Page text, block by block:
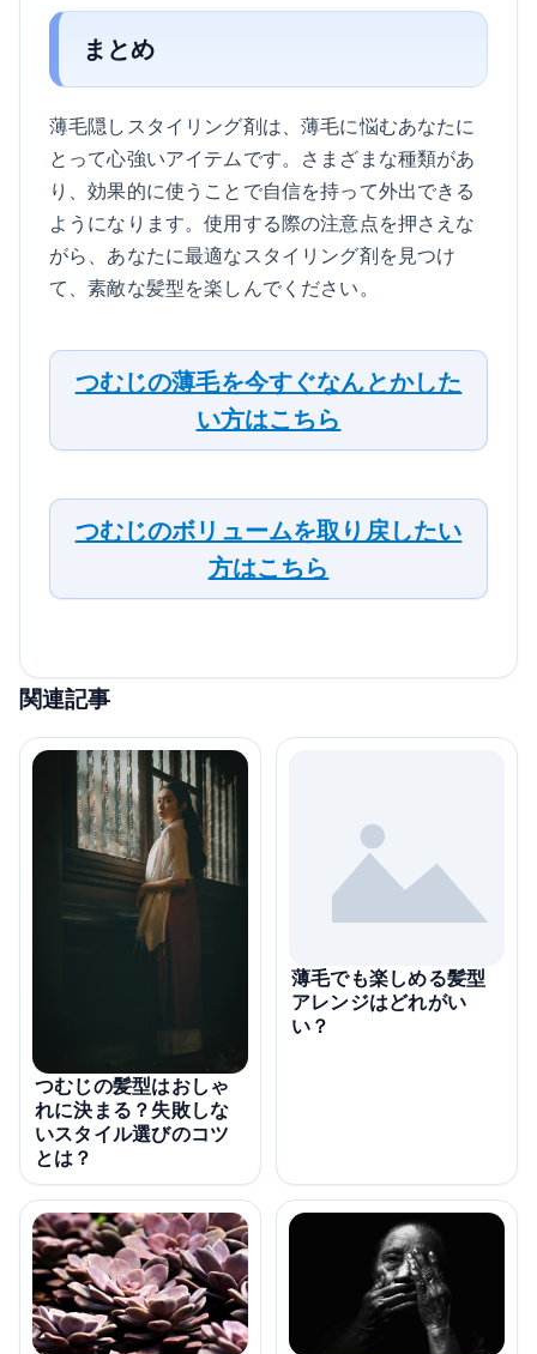
まとめ
薄毛隠しスタイリング剤は、薄毛に悩むあなたに
とって心強いアイテムです。さまざまな種類があ
り、効果的に使うことで自信を持って外出できる
ようになります。使用する際の注意点を押さえな
がら、あなたに最適なスタイリング剤を見つけ
て、素敵な髪型を楽しんでください。
つむじの薄毛を今すぐなんとかした
い方はこちら
つむじのボリュームを取り戻したい
方はこちら
関連記事
つむじの髪型はおしゃ
れに決まる？失敗しな
いスタイル選びのコツ
とは？
薄毛でも楽しめる髪型
アレンジはどれがい
い？